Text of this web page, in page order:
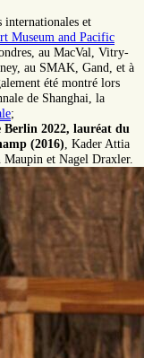
internationales et
Museum and Pacific
au MacVal, Vitry-
au SMAK, Gand, et à
été montré lors
de Shanghai, la
;
Berlin 2022, lauréat du
(2016), Kader Attia
Maupin et Nagel Draxler.